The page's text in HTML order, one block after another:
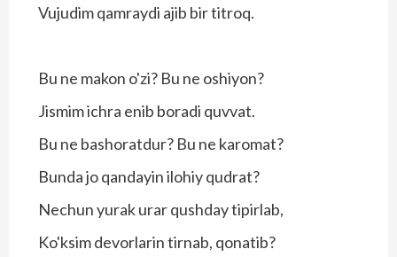
Vujudim qamraydi ajib bir titroq.
Bu ne makon o'zi? Bu ne oshiyon?
Jismim ichra enib boradi quvvat.
Bu ne bashoratdur? Bu ne karomat?
Bunda jo qandayin ilohiy qudrat?
Nechun yurak urar qushday tipirlab,
Ko'ksim devorlarin tirnab, qonatib?